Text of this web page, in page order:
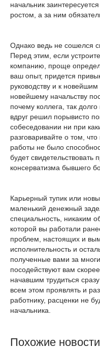
начальник
ростом, а за ним
Однако ведь не сошелся
Перед этим, если
компанию, проще
ваш опыт, придется
руководству и к новейшим
новейшему начальству
почему коллега, так
вдруг решил порывисто
собеседовании ни при
разговаривайте о том,
работы не было
будет свидетельствовать
консерватизма бывшего
Карьерный тупик или
маленький денежный
специальность, никаким
которой вы работали
проблем, настоящих и
исполнительность и
полученные вами за
посодействуют вам
начавшим трудиться
всем этом проявлять и
работнику, расценки не
начальника.
Похожие новости